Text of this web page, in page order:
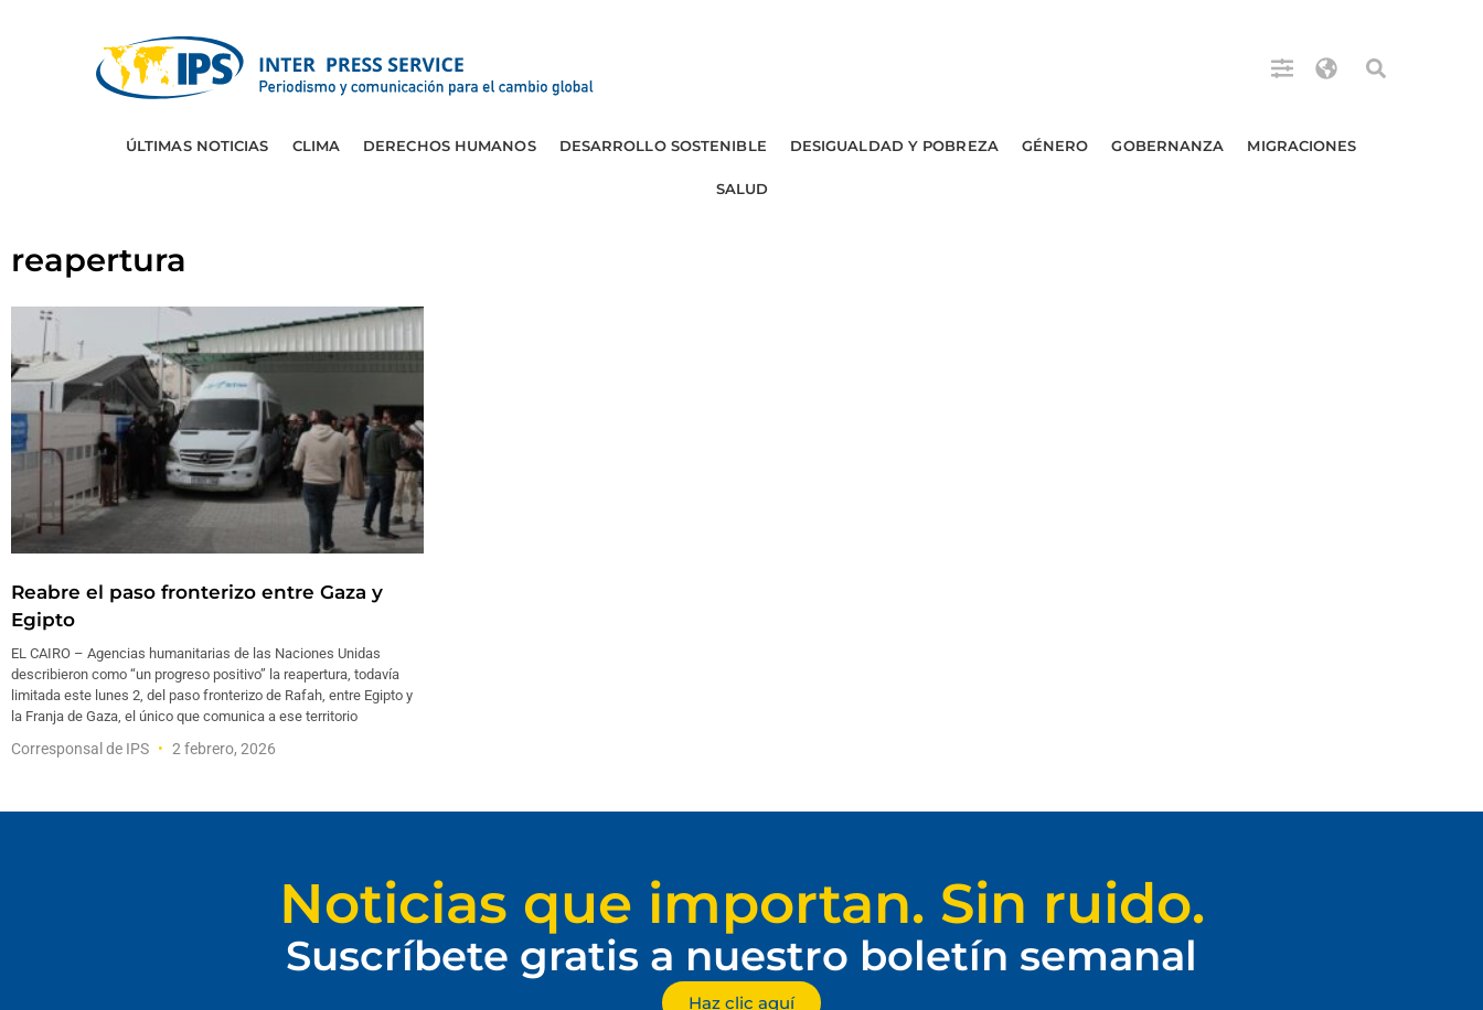
ÚLTIMAS NOTICIAS CLIMA DERECHOS HUMANOS DESARROLLO SOSTENIBLE DESIGUALDAD Y POBREZA GÉNERO GOBERNANZA MIGRACIONES
SALUD
reapertura
Reabre el paso fronterizo entre Gaza y
Egipto
EL CAIRO – Agencias humanitarias de las Naciones Unidas
describieron como “un progreso positivo” la reapertura, todavía
limitada este lunes 2, del paso fronterizo de Rafah, entre Egipto y
la Franja de Gaza, el único que comunica a ese territorio
Corresponsal de IPS 2 febrero, 2026
Noticias que importan. Sin ruido.
Suscríbete gratis a nuestro boletín semanal
Haz clic aquí